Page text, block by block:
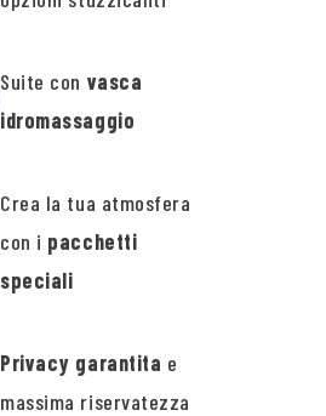
Suite con vasca
idromassaggio
Crea la tua atmosfera
con i pacchetti
speciali
Privacy garantita e
massima riservatezza